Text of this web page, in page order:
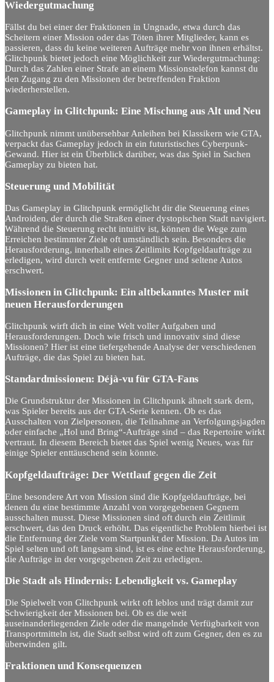
Wiedergutmachung
Fällst du bei einer der Fraktionen in Ungnade, etwa durch das
Scheitern einer Mission oder das Töten ihrer Mitglieder, kann es
passieren, dass du keine weiteren Aufträge mehr von ihnen erhältst.
Glitchpunk bietet jedoch eine Möglichkeit zur Wiedergutmachung:
Durch das Zahlen einer Strafe an einem Missionstelefon kannst du
den Zugang zu den Missionen der betreffenden Fraktion
wiederherstellen.
Gameplay in Glitchpunk: Eine Mischung aus Alt und Neu
Glitchpunk nimmt unübersehbar Anleihen bei Klassikern wie GTA,
verpackt das Gameplay jedoch in ein futuristisches Cyberpunk-
Gewand. Hier ist ein Überblick darüber, was das Spiel in Sachen
Gameplay zu bieten hat.
Steuerung und Mobilität
Das Gameplay in Glitchpunk ermöglicht dir die Steuerung eines
Androiden, der durch die Straßen einer dystopischen Stadt navigiert.
Während die Steuerung recht intuitiv ist, können die Wege zum
Erreichen bestimmter Ziele oft umständlich sein. Besonders die
Herausforderung, innerhalb eines Zeitlimits Kopfgeldaufträge zu
erledigen, wird durch weit entfernte Gegner und seltene Autos
erschwert.
Missionen in Glitchpunk: Ein altbekanntes Muster mit
neuen Herausforderungen
Glitchpunk wirft dich in eine Welt voller Aufgaben und
Herausforderungen. Doch wie frisch und innovativ sind diese
Missionen? Hier ist eine tiefergehende Analyse der verschiedenen
Aufträge, die das Spiel zu bieten hat.
Standardmissionen: Déjà-vu für GTA-Fans
Die Grundstruktur der Missionen in Glitchpunk ähnelt stark dem,
was Spieler bereits aus der GTA-Serie kennen. Ob es das
Ausschalten von Zielpersonen, die Teilnahme an Verfolgungsjagden
oder einfache „Hol und Bring“-Aufträge sind – das Repertoire wirkt
vertraut. In diesem Bereich bietet das Spiel wenig Neues, was für
einige Spieler enttäuschend sein könnte.
Kopfgeldaufträge: Der Wettlauf gegen die Zeit
Eine besondere Art von Mission sind die Kopfgeldaufträge, bei
denen du eine bestimmte Anzahl von vorgegebenen Gegnern
ausschalten musst. Diese Missionen sind oft durch ein Zeitlimit
erschwert, das den Druck erhöht. Das eigentliche Problem hierbei ist
die Entfernung der Ziele vom Startpunkt der Mission. Da Autos im
Spiel selten und oft langsam sind, ist es eine echte Herausforderung,
die Aufträge in der vorgegebenen Zeit zu erledigen.
Die Stadt als Hindernis: Lebendigkeit vs. Gameplay
Die Spielwelt von Glitchpunk wirkt oft leblos und trägt damit zur
Schwierigkeit der Missionen bei. Ob es die weit
auseinanderliegenden Ziele oder die mangelnde Verfügbarkeit von
Transportmitteln ist, die Stadt selbst wird oft zum Gegner, den es zu
überwinden gilt.
Fraktionen und Konsequenzen